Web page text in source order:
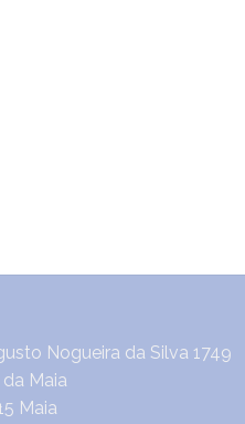
Nogueira da Silva 1749
Maia
Maia